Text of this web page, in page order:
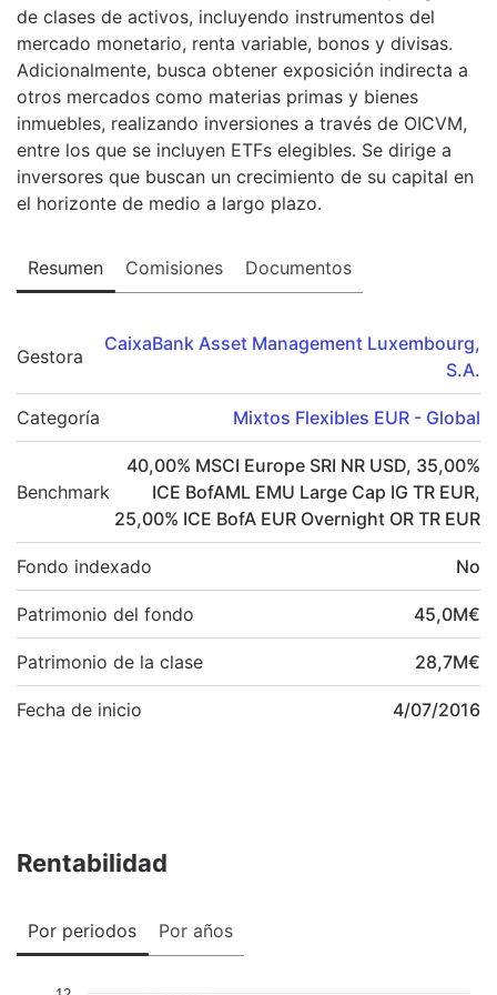
de clases de activos, incluyendo instrumentos del
mercado monetario, renta variable, bonos y divisas.
Adicionalmente, busca obtener exposición indirecta a
otros mercados como materias primas y bienes
inmuebles, realizando inversiones a través de OICVM,
entre los que se incluyen ETFs elegibles. Se dirige a
inversores que buscan un crecimiento de su capital en
el horizonte de medio a largo plazo.
Resumen Comisiones Documentos
Gestora
CaixaBank Asset Management Luxembourg,
S.A.
Categoría Mixtos Flexibles EUR - Global
Benchmark
40,00% MSCI Europe SRI NR USD, 35,00%
ICE BofAML EMU Large Cap IG TR EUR,
25,00% ICE BofA EUR Overnight OR TR EUR
Fondo indexado No
Patrimonio del fondo 45,0M€
Patrimonio de la clase 28,7M€
Fecha de inicio 4/07/2016
Rentabilidad
Por periodos Por años